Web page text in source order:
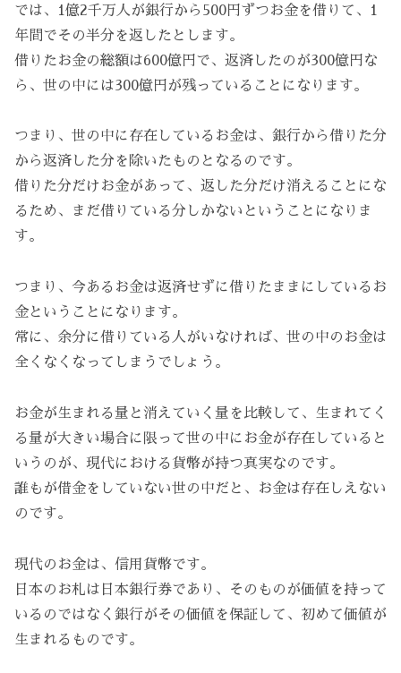
では、1億2千万人が銀行から500円ずつお金を借りて、1
年間でその半分を返したとします。
借りたお金の総額は600億円で、返済したのが300億円な
ら、世の中には300億円が残っていることになります。
つまり、世の中に存在しているお金は、銀行から借りた分
から返済した分を除いたものとなるのです。
借りた分だけお金があって、返した分だけ消えることにな
るため、まだ借りている分しかないということになりま
す。
つまり、今あるお金は返済せずに借りたままにしているお
金ということになります。
常に、余分に借りている人がいなければ、世の中のお金は
全くなくなってしまうでしょう。
お金が生まれる量と消えていく量を比較して、生まれてく
る量が大きい場合に限って世の中にお金が存在していると
いうのが、現代における貨幣が持つ真実なのです。
誰もが借金をしていない世の中だと、お金は存在しえない
のです。
現代のお金は、信用貨幣です。
日本のお札は日本銀行券であり、そのものが価値を持って
いるのではなく銀行がその価値を保証して、初めて価値が
生まれるものです。